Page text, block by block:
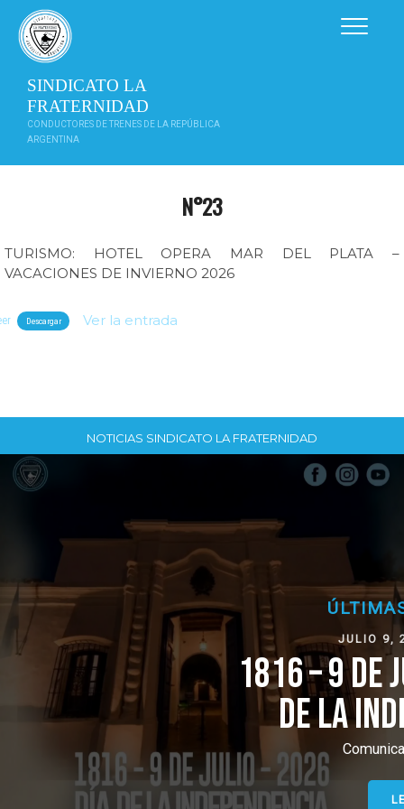
contenido
SINDICATO LA
FRATERNIDAD
CONDUCTORES DE TRENES DE LA REPÚBLICA
ARGENTINA
N°23
TURISMO: HOTEL OPERA MAR DEL PLATA –
VACACIONES DE INVIERNO 2026
Descargar Ver la entrada
NOTICIAS SINDICATO LA FRATERNIDAD
ÚLTIMAS NOTICIAS
JULIO 9, 2026, 1:16 PM
1816 – 9 DE JULIO – 2026
DE LA INDEPENDENCIA
Comunicado de Prensa
LEER (+)